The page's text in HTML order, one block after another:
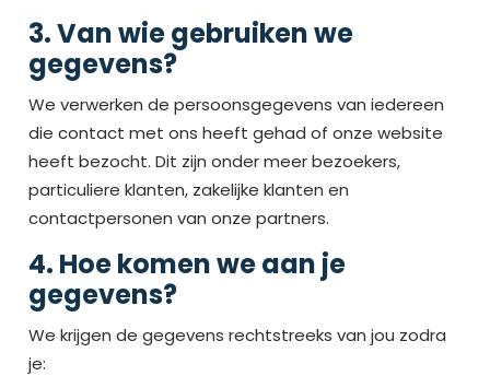
3. Van wie gebruiken we
gegevens?
We verwerken de persoonsgegevens van iedereen
die contact met ons heeft gehad of onze website
heeft bezocht. Dit zijn onder meer bezoekers,
particuliere klanten, zakelijke klanten en
contactpersonen van onze partners.
4. Hoe komen we aan je
gegevens?
We krijgen de gegevens rechtstreeks van jou zodra
je: